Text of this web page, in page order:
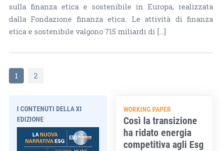
sulla finanza etica e sostenibile in Europa, realizzata
dalla Fondazione finanza etica. Le attività di finanza
etica e sostenibile valgono 715 miliardi di […]
1 2
I CONTENUTI DELLA XI
EDIZIONE
WORKING PAPER
Così la transizione
ha ridato energia
competitiva agli Esg